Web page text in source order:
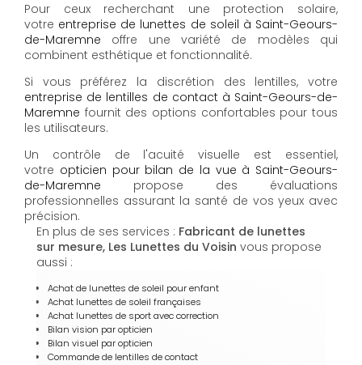
Pour ceux recherchant une protection solaire,
votre entreprise de lunettes de soleil à Saint-Geours-
de-Maremne offre une variété de modèles qui
combinent esthétique et fonctionnalité.
Si vous préférez la discrétion des lentilles, votre
entreprise de lentilles de contact à Saint-Geours-de-
Maremne fournit des options confortables pour tous
les utilisateurs.
Un contrôle de l'acuité visuelle est essentiel,
votre opticien pour bilan de la vue à Saint-Geours-
de-Maremne propose des évaluations
professionnelles assurant la santé de vos yeux avec
précision.
En plus de ses services : Fabricant de lunettes
sur mesure, Les Lunettes du Voisin vous propose
aussi :
Achat de lunettes de soleil pour enfant
Achat lunettes de soleil françaises
Achat lunettes de sport avec correction
Bilan vision par opticien
Bilan visuel par opticien
Commande de lentilles de contact